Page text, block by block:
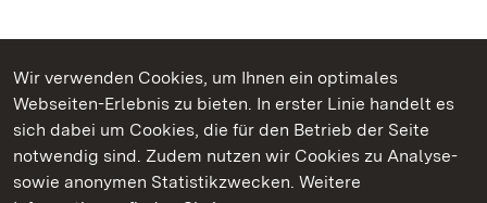
Wir verwenden Cookies, um Ihnen ein optimales
Webseiten-Erlebnis zu bieten. In erster Linie handelt es
sich dabei um Cookies, die für den Betrieb der Seite
notwendig sind. Zudem nutzen wir Cookies zu Analyse-
sowie anonymen Statistikzwecken. Weitere
Kommen. Staunen. Genießen.